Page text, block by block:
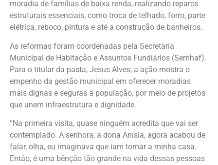
moradia de famílias de baixa renda, realizando reparos
estruturais essenciais, como troca de telhado, forro, parte
elétrica, reboco, pintura e até a construção de banheiros.
As reformas foram coordenadas pela Secretaria
Municipal de Habitação e Assuntos Fundiários (Semhaf).
Para o titular da pasta, Jesus Alves, a ação mostra o
empenho da gestão municipal em oferecer moradias
mais dignas e seguras à população, por meio de projetos
que unem infraestrutura e dignidade.
“Na primeira visita, quase ninguém acredita que vai ser
contemplado. A senhora, a dona Anísia, agora acabou de
falar, olha, eu imaginava que iam tomar a minha casa.
Então, é uma bênção tão grande na vida dessas pessoas